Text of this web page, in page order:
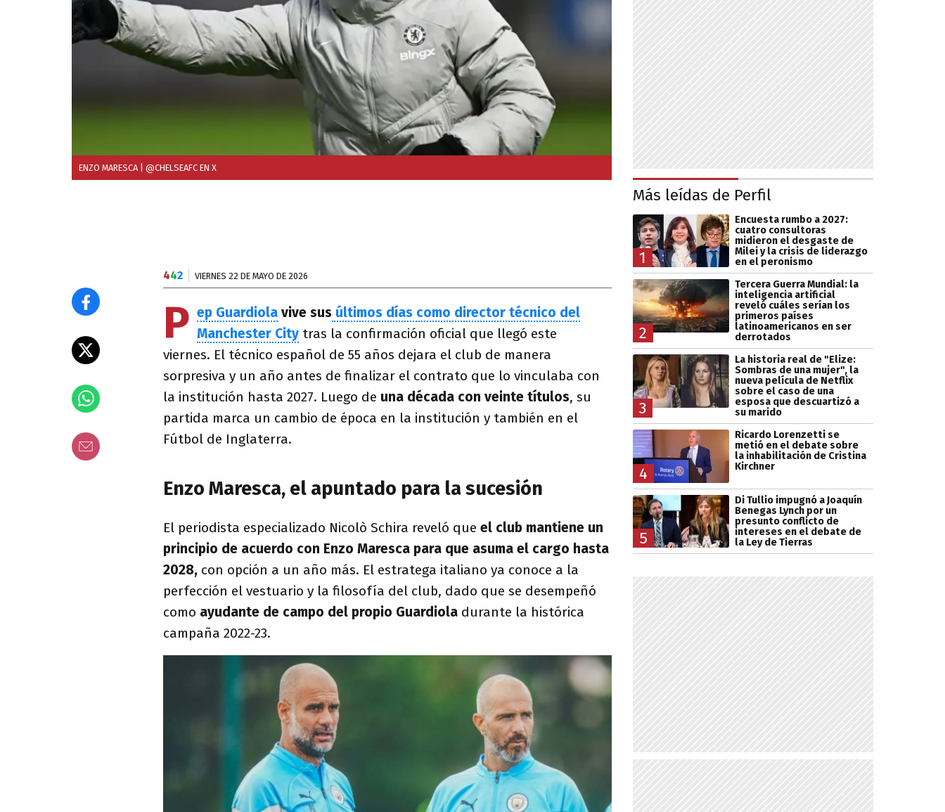
ENZO MARESCA | @CHELSEAFC EN X
442 VIERNES 22 DE MAYO DE 2026
P ep Guardiola vive sus últimos días como director técnico del
Manchester City tras la confirmación oficial que llegó este
viernes. El técnico español de 55 años dejara el club de manera
sorpresiva y un año antes de finalizar el contrato que lo vinculaba con
la institución hasta 2027. Luego de una década con veinte títulos, su
partida marca un cambio de época en la institución y también en el
Fútbol de Inglaterra.
Enzo Maresca, el apuntado para la sucesión
El periodista especializado Nicolò Schira reveló que el club mantiene un
principio de acuerdo con Enzo Maresca para que asuma el cargo hasta
2028, con opción a un año más. El estratega italiano ya conoce a la
perfección el vestuario y la filosofía del club, dado que se desempeñó
como ayudante de campo del propio Guardiola durante la histórica
campaña 2022-23.
Más leídas de Perfil
1
Encuesta rumbo a 2027:
cuatro consultoras
midieron el desgaste de
Milei y la crisis de liderazgo
en el peronismo
2
Tercera Guerra Mundial: la
inteligencia artificial
reveló cuáles serían los
primeros países
latinoamericanos en ser
derrotados
3
La historia real de "Elize:
Sombras de una mujer", la
nueva película de Netflix
sobre el caso de una
esposa que descuartizó a
su marido
4
Ricardo Lorenzetti se
metió en el debate sobre
la inhabilitación de Cristina
Kirchner
5
Di Tullio impugnó a Joaquín
Benegas Lynch por un
presunto conflicto de
intereses en el debate de
la Ley de Tierras